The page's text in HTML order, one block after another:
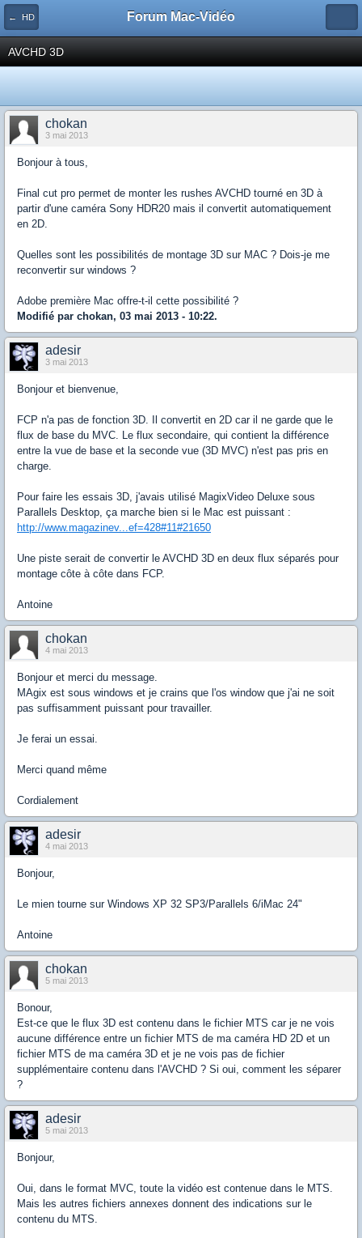
← HD Forum Mac-Vidéo
AVCHD 3D
chokan
3 mai 2013
Bonjour à tous,
Final cut pro permet de monter les rushes AVCHD tourné en 3D à
partir d'une caméra Sony HDR20 mais il convertit automatiquement
en 2D.
Quelles sont les possibilités de montage 3D sur MAC ? Dois-je me
reconvertir sur windows ?
Adobe première Mac offre-t-il cette possibilité ?
Modifié par chokan, 03 mai 2013 - 10:22.
adesir
3 mai 2013
Bonjour et bienvenue,
FCP n'a pas de fonction 3D. Il convertit en 2D car il ne garde que le
flux de base du MVC. Le flux secondaire, qui contient la différence
entre la vue de base et la seconde vue (3D MVC) n'est pas pris en
charge.
Pour faire les essais 3D, j'avais utilisé MagixVideo Deluxe sous
Parallels Desktop, ça marche bien si le Mac est puissant :
http://www.magazinev...ef=428#11#21650
Une piste serait de convertir le AVCHD 3D en deux flux séparés pour
montage côte à côte dans FCP.
Antoine
chokan
4 mai 2013
Bonjour et merci du message.
MAgix est sous windows et je crains que l'os window que j'ai ne soit
pas suffisamment puissant pour travailler.
Je ferai un essai.
Merci quand même
Cordialement
adesir
4 mai 2013
Bonjour,
Le mien tourne sur Windows XP 32 SP3/Parallels 6/iMac 24"
Antoine
chokan
5 mai 2013
Bonour,
Est-ce que le flux 3D est contenu dans le fichier MTS car je ne vois
aucune différence entre un fichier MTS de ma caméra HD 2D et un
fichier MTS de ma caméra 3D et je ne vois pas de fichier
supplémentaire contenu dans l'AVCHD ? Si oui, comment les séparer
?
adesir
5 mai 2013
Bonjour,
Oui, dans le format MVC, toute la vidéo est contenue dans le MTS.
Mais les autres fichiers annexes donnent des indications sur le
contenu du MTS.